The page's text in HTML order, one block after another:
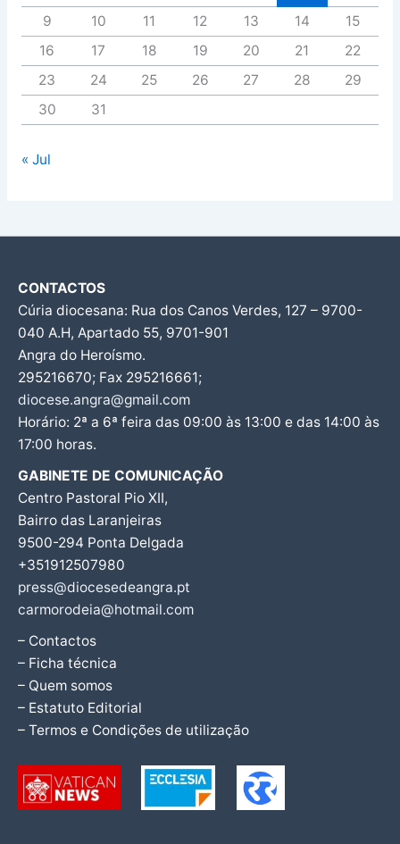
9
10 11 12 13 14
15
16
17 18 19 20 21
22
23
24 25 26 27 28
29
30
31
« Jul
CONTACTOS
Cúria diocesana: Rua dos Canos Verdes, 127 – 9700-
040 A.H, Apartado 55, 9701-901
Angra do Heroísmo.
295216670; Fax 295216661;
diocese.angra@gmail.com
Horário: 2ª a 6ª feira das 09:00 às 13:00 e das 14:00 às
17:00 horas.
GABINETE DE COMUNICAÇÃO
Centro Pastoral Pio XII,
Bairro das Laranjeiras
9500-294 Ponta Delgada
+351912507980
press@diocesedeangra.pt
carmorodeia@hotmail.com
– Contactos
– Ficha técnica
– Quem somos
– Estatuto Editorial
– Termos e Condições de utilização